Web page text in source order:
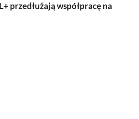
przedłużają współpracę na